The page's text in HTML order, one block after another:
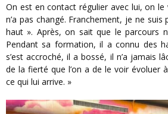
On est en contact régulier avec lui, on le voit. C’est un garçon qui
n’a pas changé. Franchement, je ne suis
haut ». Après, on sait que le parcours
Pendant sa formation, il a connu des
s’est accroché, il a bossé, il n’a jamais
de la fierté que l’on a de le voir évoluer
ce qui lui arrive. »